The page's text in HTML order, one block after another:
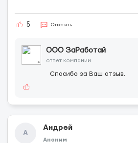
5 Ответить
ООО ЗаРаботай
ответ компании
Спасибо за Ваш отзыв.
А
Андрей
Аноним